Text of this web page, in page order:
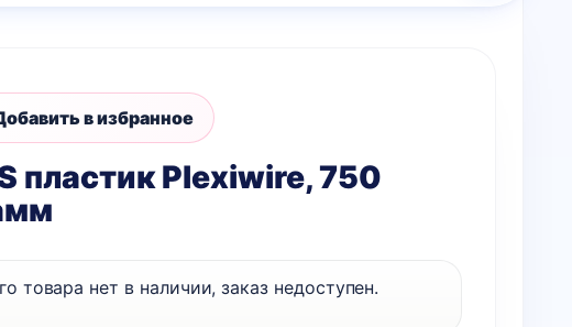
пластик Plexiwire, 750
товара нет в наличии, заказ недоступен.
в избранное